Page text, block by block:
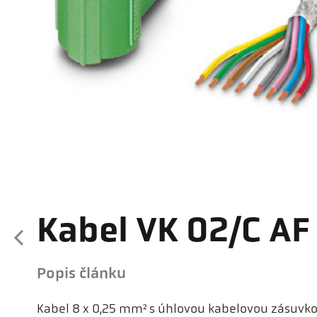
Kabel VK 02/C AF
Popis článku
Kabel 8 x 0,25 mm² s úhlovou kabelovou